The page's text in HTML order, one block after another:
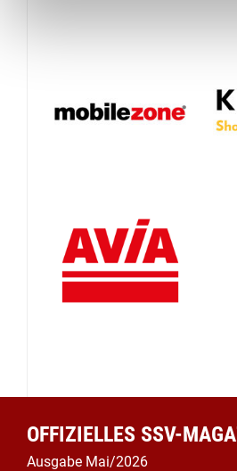
OFFIZIELLES SSV-
Ausgabe Mai/2026